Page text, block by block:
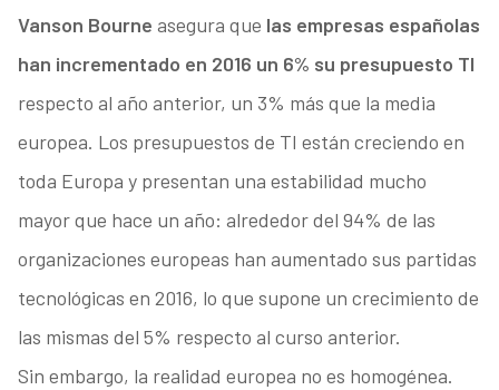
Vanson Bourne asegura que las empresas españolas
han incrementado en 2016 un 6% su presupuesto TI
respecto al año anterior, un 3% más que la media
europea. Los presupuestos de TI están creciendo en
toda Europa y presentan una estabilidad mucho
mayor que hace un año: alrededor del 94% de las
organizaciones europeas han aumentado sus partidas
tecnológicas en 2016, lo que supone un crecimiento de
las mismas del 5% respecto al curso anterior.
Sin embargo, la realidad europea no es homogénea.